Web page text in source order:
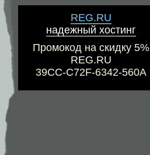
REG.RU
надежный хостинг
Промокод на скидку 5%
REG.RU
39CC-C72F-6342-560A